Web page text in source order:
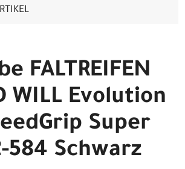
FALTREIFEN
WILL Evolution
Super
584 Schwarz